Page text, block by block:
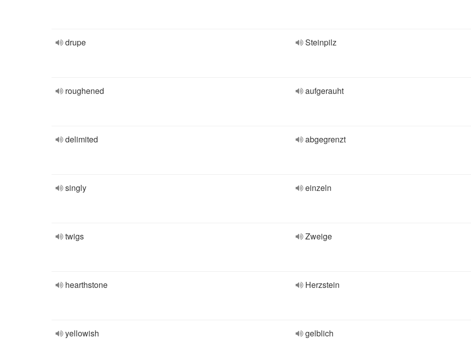
drupe Steinpilz
roughened aufgerauht
delimited abgegrenzt
singly einzeln
twigs Zweige
hearthstone Herzstein
yellowish gelblich